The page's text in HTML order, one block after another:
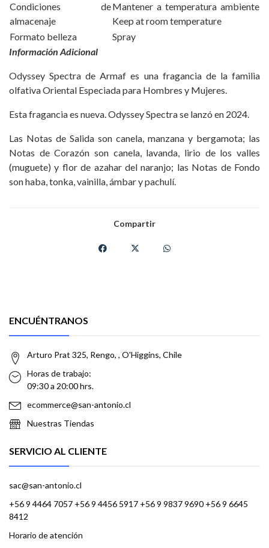
Condiciones de
almacenaje
Mantener a temperatura ambiente
Keep at room temperature
Formato belleza
Spray
Información Adicional
Odyssey Spectra de Armaf es una fragancia de la familia
olfativa Oriental Especiada para Hombres y Mujeres.
Esta fragancia es nueva. Odyssey Spectra se lanzó en 2024.
Las Notas de Salida son canela, manzana y bergamota; las
Notas de Corazón son canela, lavanda, lirio de los valles
(muguete) y flor de azahar del naranjo; las Notas de Fondo
son haba, tonka, vainilla, ámbar y pachulí.
Compartir
ENCUÉNTRANOS
Arturo Prat 325, Rengo, , O'Higgins, Chile
Horas de trabajo:
09:30 a 20:00 hrs.
ecommerce@san-antonio.cl
Nuestras Tiendas
SERVICIO AL CLIENTE
sac@san-antonio.cl
+56 9 4464 7057 +56 9 4456 5917 +56 9 9837 9690 +56 9 6645
8412
Horario de atención